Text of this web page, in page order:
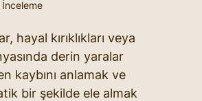
hayal kırıklıkları veya
derin yaralar
kaybını anlamak ve
bir şekilde ele almak